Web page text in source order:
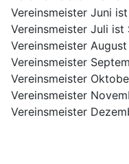
Vereinsmeister Juni
Vereinsmeister Juli ist
Vereinsmeister
Vereinsmeister
Vereinsmeister
Vereinsmeister
Vereinsmeister